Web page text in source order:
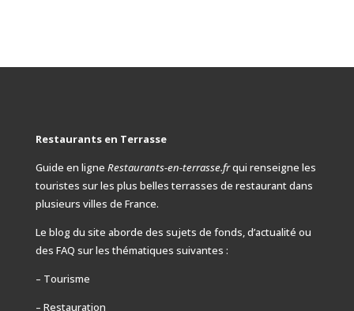
Restaurants en Terrasse
Guide en ligne Restaurants-en-terrasse.frqui renseigne les
touristes sur les plus belles terrasses de restaurant dans
plusieurs villes de France.
Le blog du site aborde des sujets de fonds, d’actualité ou
des FAQ sur les thématiques suivantes :
– Tourisme
– Restauration